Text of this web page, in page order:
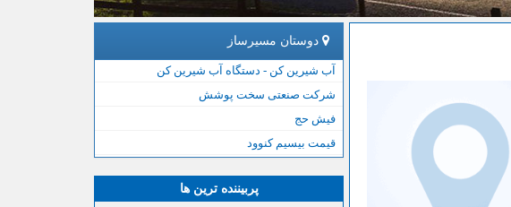
دوستان مسیرساز
آب شیرین کن - دستگاه آب شیرین کن
شرکت صنعتی سخت پوشش
فیش حج
قیمت بیسیم کنوود
پربیننده ترین ها